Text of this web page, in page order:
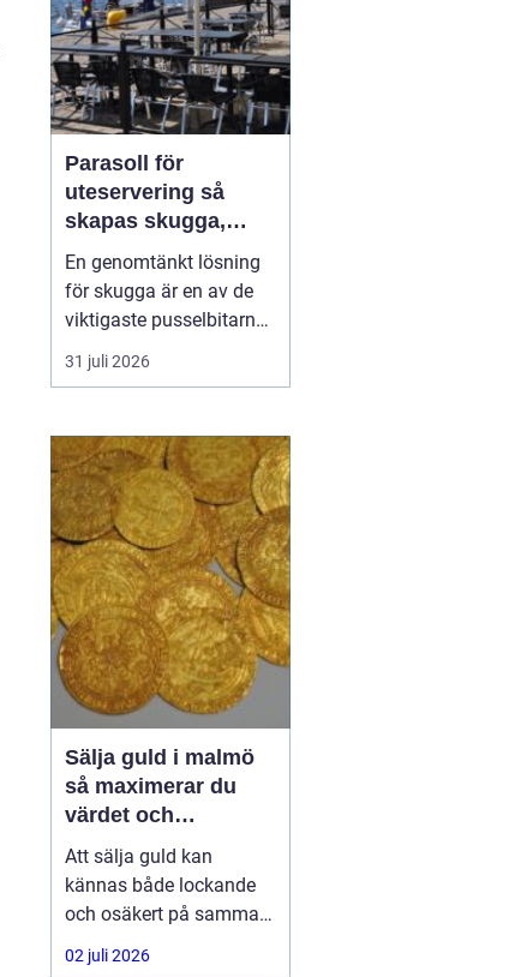
Parasoll för
uteservering så
skapas skugga,
komfort och
lönsamma platser
En genomtänkt lösning
för skugga är en av de
viktigaste pusselbitarna
på en uteservering. Rätt
parasoller gör
attraktiva, förlänger
säsongen och skyddar
både gäster och möbler.
Samtidigt påverkar de
upplevelsen av
varumärket och hur...
31 juli 2026
Sälja guld i malmö
så maximerar du
värdet och
tryggheten
Att sälja guld kan
kännas både lockande
och osäkert på samma
gång. Många har ärvda
smycken, gamla
02 juli 2026